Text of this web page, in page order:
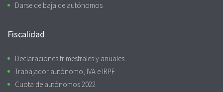
Darse de baja de autónomos
Fiscalidad
Declaraciones trimestrales y anuales
Trabajador autónomo, IVA e IRPF
Cuota de autónomos 2022